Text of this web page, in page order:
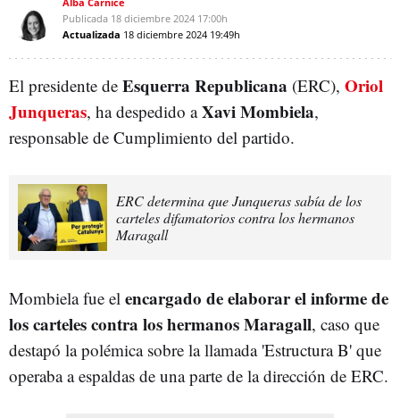
Publicada 18 diciembre 2024 17:00h
Actualizada 18 diciembre 2024 19:49h
El presidente de Esquerra Republicana (ERC), Oriol
Junqueras, ha despedido aXavi Mombiela,
responsable de Cumplimiento del partido.
ERC determina que Junqueras sabía de los
carteles difamatorios contra los hermanos
Maragall
Mombiela fue el encargado de elaborar el informe de
los carteles contra los hermanos Maragall, caso que
destapó la polémica sobre la llamada 'Estructura B' que
operaba a espaldas de una parte de la dirección de ERC.